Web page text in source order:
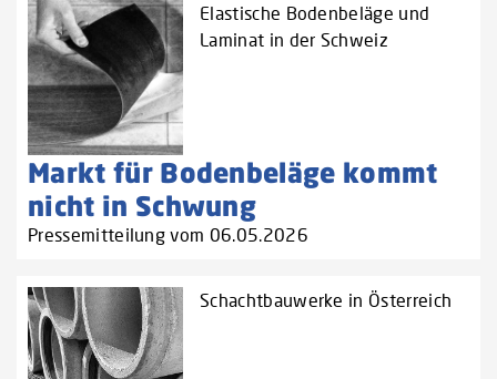
Elastische Bodenbeläge und
Laminat in der Schweiz
Markt für Bodenbeläge kommt
nicht in Schwung
Pressemitteilung vom 06.05.2026
Schachtbauwerke in Österreich